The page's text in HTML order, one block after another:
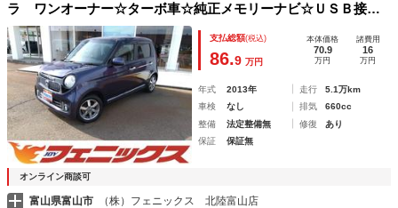
ラ ワンオーナー☆ターボ車☆純正メモリーナビ☆ＵＳＢ接続
☆バックカメラ☆バイキセノンヘッドライト☆横滑り防止☆ス
マートキー２個☆プッシュスタート☆ステアリモコン☆フォグ
ランプ
支払総額(税込)
86.9 万円
本体価格
70.9
万円
諸費用
16
万円
年式 2013年 走行
5.1万km
車検
なし 排気
660cc
整備
法定整備無 修復
あり
保証
保証無
オンライン商談可
富山県富山市 （株）フェニックス 北陸富山店